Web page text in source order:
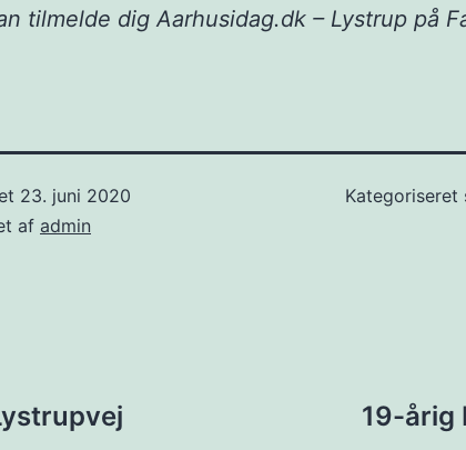
tilmelde dig Aarhusidag.dk – Lystrup på
23. juni 2020
af admin
Kategoriseret
19-årig